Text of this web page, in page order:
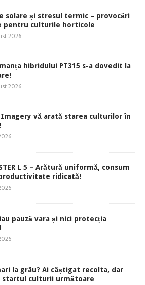
solare și stresul termic – provocări
pentru culturile horticole
2026
hibridului PT315 s-a dovedit la
2026
Imagery vă arată starea culturilor în
L 5 – Arătură uniformă, consum
ridicată!
pauză vara și nici protecția
la grâu? Ai câștigat recolta, dar
startul culturii următoare